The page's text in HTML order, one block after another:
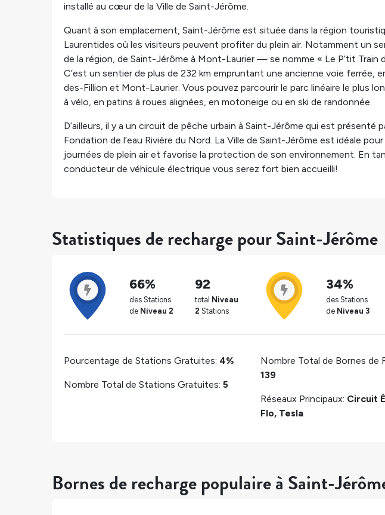
installé au cœur de la Ville de Saint-Jérôme.
Quant à son emplacement, Saint-Jérôme est située dans la région
Laurentides où les visiteurs peuvent profiter du plein air. Notamment un
de la région, de Saint-Jérôme à Mont-Laurier — se nomme « Le P’tit Train
C’est un sentier de plus de 232 km empruntant une ancienne voie ferrée,
des-Fillion et Mont-Laurier. Vous pouvez parcourir le parc linéaire le plus
à vélo, en patins à roues alignées, en motoneige ou en ski de randonnée.
D’ailleurs, il y a un circuit de pêche urbain à Saint-Jérôme qui est présenté
Fondation de l’eau Rivière du Nord. La Ville de Saint-Jérôme est idéale pour
journées de plein air et favorise la protection de son environnement. En
conducteur de véhicule électrique vous serez fort bien accueilli!
Statistiques de recharge pour Saint-Jérôme
66%
des Stations
de Niveau 2
92
total Niveau
2 Stations
34%
des Stations
de Niveau 3
Pourcentage de Stations Gratuites: 4%
Nombre Total de Stations Gratuites: 5
Nombre Total de Bornes de
139
Réseaux Principaux: Circuit
Flo, Tesla
Bornes de recharge populaire à Saint-